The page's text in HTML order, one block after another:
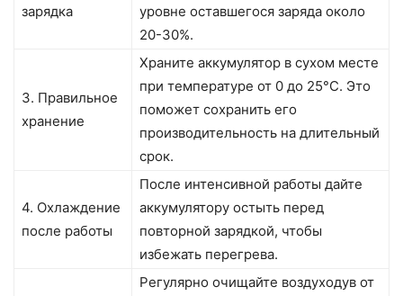
зарядка
уровне оставшегося заряда около
20-30%.
3. Правильное
хранение
Храните аккумулятор в сухом месте
при температуре от 0 до 25°C. Это
поможет сохранить его
производительность на длительный
срок.
4. Охлаждение
после работы
После интенсивной работы дайте
аккумулятору остыть перед
повторной зарядкой, чтобы
избежать перегрева.
Регулярно очищайте воздуходув от